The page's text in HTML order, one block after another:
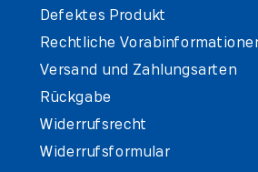
Defektes Produkt
Rechtliche
Versand und Zahlungsarten
Rückgabe
Widerrufsrecht
Widerrufsformular